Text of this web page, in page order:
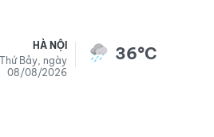
HÀ NỘI
Thứ Bảy, ngày
08/08/2026
36°C